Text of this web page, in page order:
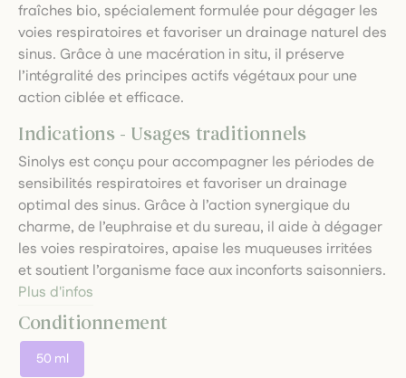
fraîches bio, spécialement formulée pour dégager les
voies respiratoires et favoriser un drainage naturel des
sinus. Grâce à une macération in situ, il préserve
l’intégralité des principes actifs végétaux pour une
action ciblée et efficace.
Indications - Usages traditionnels
Sinolys est conçu pour accompagner les périodes de
sensibilités respiratoires et favoriser un drainage
optimal des sinus. Grâce à l’action synergique du
charme, de l’euphraise et du sureau, il aide à dégager
les voies respiratoires, apaise les muqueuses irritées
et soutient l’organisme face aux inconforts saisonniers.
Plus d'infos
Conditionnement
50 ml